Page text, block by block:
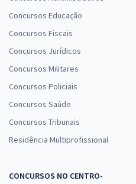
Concursos Educação
Concursos Fiscais
Concursos Jurídicos
Concursos Militares
Concursos Policiais
Concursos Saúde
Concursos Tribunais
Residência Multiprofissional
CONCURSOS NO CENTRO-